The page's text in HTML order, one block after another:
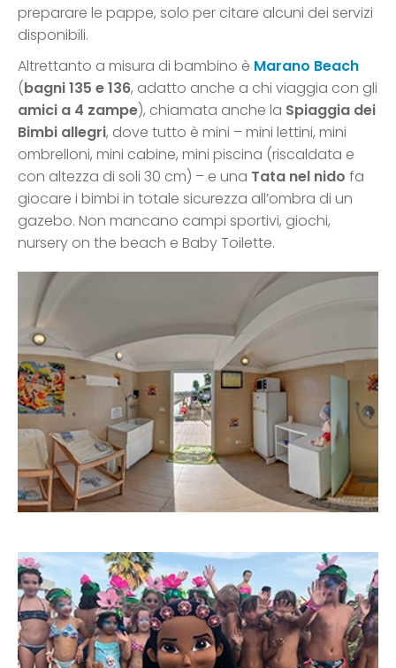
preparare le pappe, solo per citare alcuni dei servizi
disponibili.
Altrettanto a misura di bambino è Marano Beach
(bagni 135 e 136, adatto anche a chi viaggia con gli
amici a 4 zampe), chiamata anche la Spiaggia dei
Bimbi allegri, dove tutto è mini – mini lettini, mini
ombrelloni, mini cabine, mini piscina (riscaldata e
con altezza di soli 30 cm) – e una Tata nel nido fa
giocare i bimbi in totale sicurezza all’ombra di un
gazebo. Non mancano campi sportivi, giochi,
nursery on the beach e Baby Toilette.